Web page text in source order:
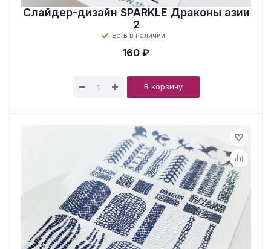
Слайдер-дизайн SPARKLE Драконы азии
2
Есть в наличии
160 ₽
В корзину